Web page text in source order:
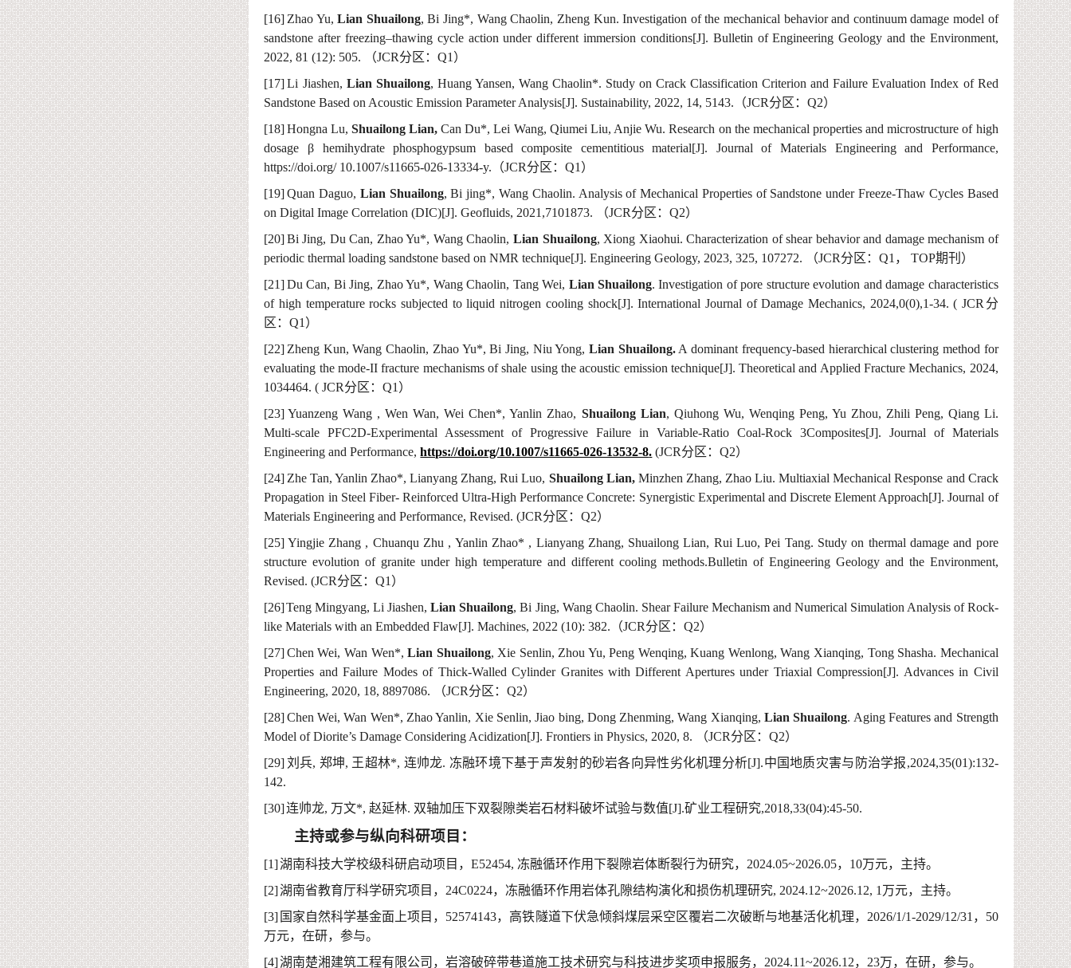
[16] Zhao Yu,Lian Shuailong, Bi Jing*, Wang Chaolin, Zheng Kun. Investigation of the mechanical behavior and continuum damage model of
sandstone after freezing–thawing cycle action under different immersion conditions[J]. Bulletin of Engineering Geology and the Environment,
2022, 81 (12): 505.
（JCR分区：Q1 ）
[17] Li Jiashen, Lian Shuailong, Huang Yansen, Wang Chaolin*. Study on Crack Classification Criterion and Failure Evaluation Index of Red
Sandstone Based on Acoustic Emission Parameter Analysis[J]. Sustainability, 2022, 14, 5143. （JCR分区：Q2）
[18]Hongna Lu, Shuailong Lian, Can Du*, Lei Wang, Qiumei Liu, Anjie Wu. Research on the mechanical properties and microstructure of high
dosage
β hemihydrate phosphogypsum based composite cementitious material[J]. Journal of Materials Engineering and Performance,
https://doi.org/ 10.1007/s11665-026-13334-y. （JCR分区：Q1 ）
[19]Quan Daguo, Lian Shuailong, Bi jing*, Wang Chaolin. Analysis of Mechanical Properties of Sandstone under Freeze-Thaw Cycles Based
on Digital Image Correlation (DIC)[J]. Geofluids, 2021,7101873.
（JCR分区：Q2）
[20]Bi Jing, Du Can, Zhao Yu*, Wang Chaolin, Lian Shuailong, Xiong Xiaohui. Characterization of shear behavior and damage mechanism of
periodic thermal loading sandstone based on NMR technique[J]. Engineering Geology, 2023, 325, 107272. （JCR分区：Q1 ，TOP期刊 ）
[21]Du Can, Bi Jing, Zhao Yu*, Wang Chaolin, Tang Wei, Lian Shuailong. Investigation of pore structure evolution and damage characteristics
of high temperature rocks subjected to liquid nitrogen cooling shock[J]. International Journal of Damage Mechanics, 2024,0(0),1-34. ( JCR 分
区：Q1 ）
[22] Zheng Kun, Wang Chaolin, Zhao Yu*, Bi Jing, Niu Yong,Lian Shuailong.A dominant frequency-based hierarchical clustering method for
evaluating the mode-II fracture mechanisms ofshale usingtheacoustic emission technique[J]. Theoretical and Applied Fracture Mechanics, 2024,
1034464. ( JCR分区：Q1 ）
[23] Yuanzeng Wang , Wen Wan, Wei Chen*, Yanlin Zhao, Shuailong Lian, Qiuhong Wu, Wenqing Peng, Yu Zhou, Zhili Peng, Qiang Li.
Multi-scale PFC2D-Experimental Assessment of Progressive Failure in Variable-Ratio Coal-Rock 3Composites[J]. Journal of Materials
Engineering and Performance, https://doi.org/10.1007/s11665-026-13532-8. (JCR分区：Q2）
[24] Zhe Tan, Yanlin Zhao*, Lianyang Zhang, Rui Luo, Shuailong Lian,Minzhen Zhang, Zhao Liu.Multiaxial Mechanical Response and Crack
Propagation in Steel Fiber- Reinforced Ultra-High Performance Concrete: Synergistic Experimental and Discrete Element Approach[J]. Journal of
Materials Engineering and Performance, Revised. (JCR分区：Q2）
[25] Yingjie Zhang , Chuanqu Zhu , Yanlin Zhao* , Lianyang Zhang, Shuailong Lian, Rui Luo, Pei Tang. Study on thermal damage and pore
structure evolution of granite under high temperature and different cooling methods.Bulletin of Engineering Geology and the Environment,
Revised. (JCR分区：Q1 ）
[26]Teng Mingyang, Li Jiashen,Lian Shuailong, Bi Jing, Wang Chaolin. Shear Failure Mechanism and Numerical Simulation Analysis of Rock-
like Materials with an Embedded Flaw[J]. Machines, 2022 (10): 382. （JCR分区：Q2）
[27]Chen Wei, Wan Wen*,Lian Shuailong, Xie Senlin, Zhou Yu, Peng Wenqing, Kuang Wenlong, Wang Xianqing, Tong Shasha. Mechanical
Properties and Failure Modes of Thick-Walled Cylinder Granites with Different Apertures under Triaxial Compression[J]. Advances in Civil
Engineering, 2020, 18, 8897086. （JCR分区：Q2）
[28]Chen Wei, Wan Wen*, Zhao Yanlin, Xie Senlin, Jiao bing, Dong Zhenming, Wang Xianqing,Lian Shuailong. Aging Features and Strength
Model of Diorite’s Damage Considering Acidization[J].Frontiers in Physics, 2020, 8. （JCR分区：Q2）
[29]刘兵, 郑坤, 王超林*, 连帅龙. 冻融环境下基于声发射的砂岩各向异性劣化机理分析[J].中国地质灾害与防治学报,2024,35(01):132-
142.
[30]连帅龙, 万文*, 赵延林. 双轴加压下双裂隙类岩石材料破坏试验与数值[J].矿业工程研究,2018,33(04):45-50.
主持或参与纵向科研项目：
[1]湖南科技大学校级科研启动项目，E52454, 冻融循环作用下裂隙岩体断裂行为研究， 2024.05~2026.05， 10万元，主持。
[2]湖南省教育厅科学研究项目， 24C0224，冻融循环作用岩体孔隙结构演化和损伤机理研究, 2024.12~2026.12, 1 万元，主持。
[3] 国家自然科学基金面上项目， 52574143，高铁隧道下伏急倾斜煤层采空区覆岩二次破断与地基活化机理， 2026/1/1-2029/12/31 ， 50
万元，在研，参与。
[4]湖南楚湘建筑工程有限公司，岩溶破碎带巷道施工技术研究与科技进步奖项申报服务， 2024.11~2026.12， 23万，在研，参与。